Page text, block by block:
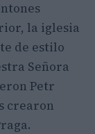
la iglesia
de estilo
Señora
Petr
crearon